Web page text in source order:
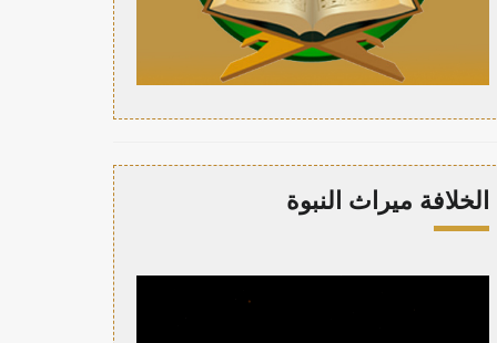
الخلافة ميراث النبوة